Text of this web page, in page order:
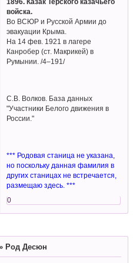
1896. Казак Терского казачьего
войска.
Во ВСЮР и Русской Армии до
эвакуации Крыма.
На 14 фев. 1921 в лагере
Канробер (ст. Макрикей) в
Румынии. /4–191/
С.В. Волков. База данных
"Участники Белого движения в
России."
*** Родовая станица не указана,
но поскольку данная фамилия в
других станицах не встречается,
размещаю здесь. ***
0
Род Десюн